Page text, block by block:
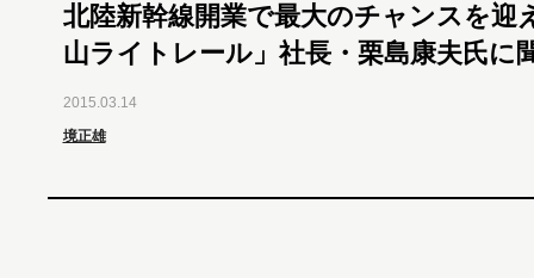
北陸新幹線開業で最大のチャンスを迎
山ライトレール」社長・栗島康夫氏に
2015.03.14
境正雄